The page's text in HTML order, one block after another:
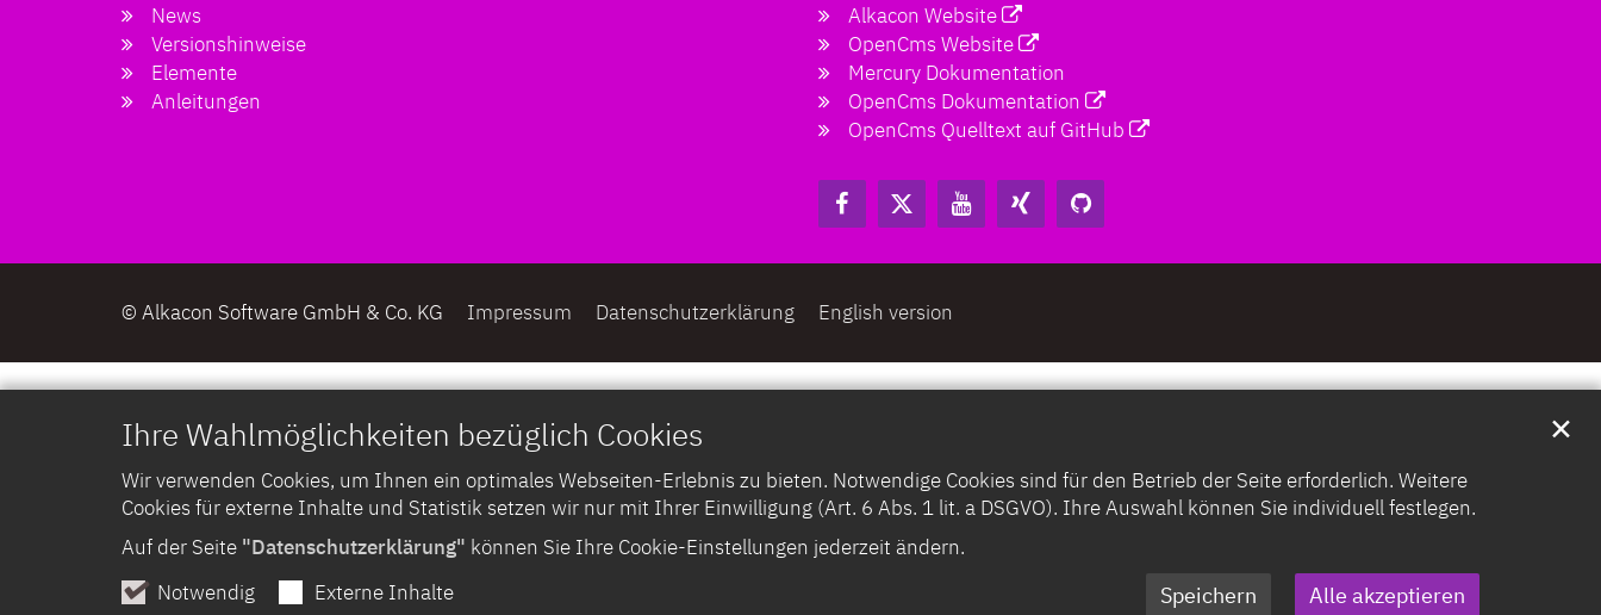
Ihre Wahlmöglichkeiten bezüglich Cookies
Wir verwenden Cookies, um Ihnen ein optimales Webseiten-Erlebnis zu bieten. Notwendige Cookies sind für den Betrieb der Seite erforderlich. Weitere
Cookies für externe Inhalte und Statistik setzen wir nur mit Ihrer Einwilligung (Art. 6 Abs. 1 lit. a DSGVO). Ihre Auswahl können Sie individuell festlegen.
Auf der Seite "Datenschutzerklärung" können Sie Ihre Cookie-Einstellungen jederzeit ändern.
Notwendig
Externe Inhalte Speichern Alle akzeptieren
✕
News
Versionshinweise
Elemente
Anleitungen
Alkacon Website
OpenCms Website
Mercury Dokumentation
OpenCms Dokumentation
OpenCms Quelltext auf GitHub
© Alkacon Software GmbH & Co. KG Impressum Datenschutzerklärung English version